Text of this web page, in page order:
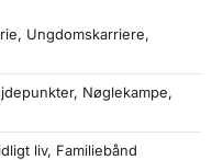
Ungdomskarriere,
Nøglekampe,
liv, Familiebånd